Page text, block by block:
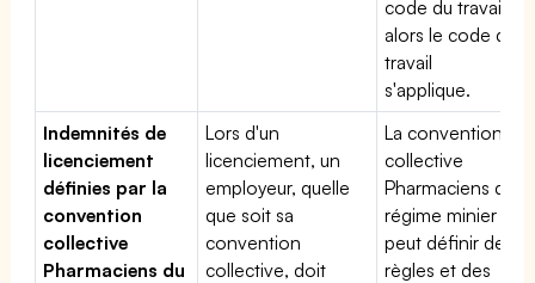
code du travail,
alors le code du
travail
s'applique.
Indemnités de
licenciement
définies par la
convention
collective
Pharmaciens du
Lors d'un
licenciement, un
employeur, quelle
que soit sa
convention
collective, doit
La convention
collective
Pharmaciens du
régime minier
peut définir des
règles et des